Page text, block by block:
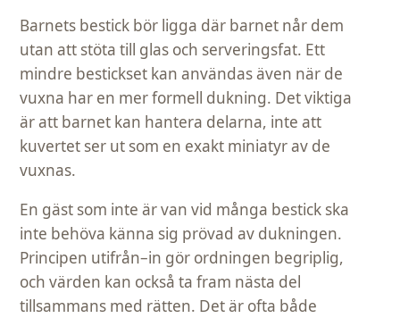
Barnets bestick bör ligga där barnet når dem
utan att stöta till glas och serveringsfat. Ett
mindre bestickset kan användas även när de
vuxna har en mer formell dukning. Det viktiga
är att barnet kan hantera delarna, inte att
kuvertet ser ut som en exakt miniatyr av de
vuxnas.
En gäst som inte är van vid många bestick ska
inte behöva känna sig prövad av dukningen.
Principen utifrån–in gör ordningen begriplig,
och värden kan också ta fram nästa del
tillsammans med rätten. Det är ofta både